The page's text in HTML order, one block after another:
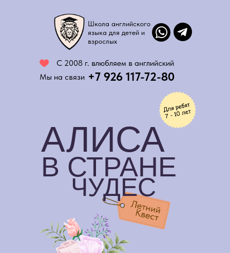
Школа английского
языка для детей и
взрослых
C 2008 г. влюбляем в английский
Мы на связи +7 926 117-72-80
АЛИСА
В СТРАНЕ
ЧУДЕС